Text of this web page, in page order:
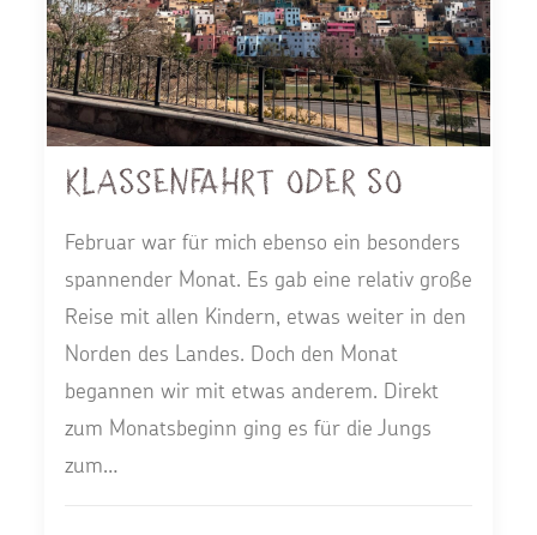
Klassenfahrt oder so
Februar war für mich ebenso ein besonders
spannender Monat. Es gab eine relativ große
Reise mit allen Kindern, etwas weiter in den
Norden des Landes. Doch den Monat
begannen wir mit etwas anderem. Direkt
zum Monatsbeginn ging es für die Jungs
zum…